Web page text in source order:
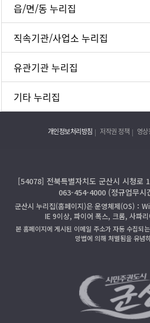
읍/면/동 누리집
직속기관/사업소 누리집
유관기관 누리집
기타 누리집
개인정보처리방침 저작권 정책 영상
[54078] 전북특별자치도 군산시 시청로
063-454-4000 (정규업무시
군산시 누리집(홈페이지)은 운영체제(OS)：
IE 9이상, 파이어 폭스, 크롬, 사파
본 홈페이지에 게시된 이메일 주소가 자동 수집되
망법에 의해 처벌됨을 유념